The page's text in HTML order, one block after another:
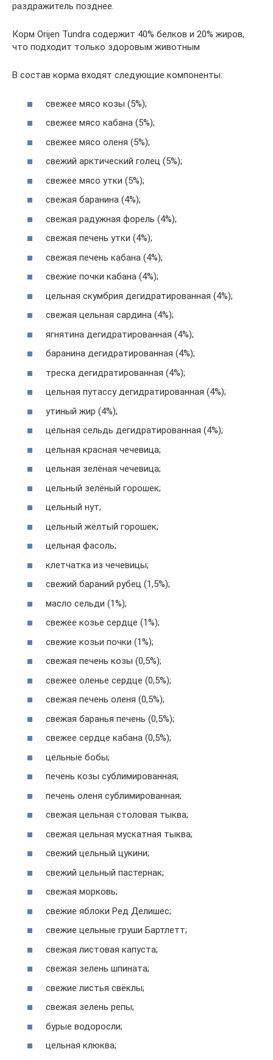
раздражитель позднее.
Корм Orijen Tundra содержит 40% белков и 20% жиров,
что подходит только здоровым животным
В состав корма входят следующие компоненты:
свежее мясо козы (5%);
свежее мясо кабана (5%);
свежее мясо оленя (5%);
свежий арктический голец (5%);
свежее мясо утки (5%);
свежая баранина (4%);
свежая радужная форель (4%);
свежая печень утки (4%);
свежая печень кабана (4%);
свежие почки кабана (4%);
цельная скумбрия дегидратированная (4%);
свежая цельная сардина (4%);
ягнятина дегидратированная (4%);
баранина дегидратированная (4%);
треска дегидратированная (4%);
цельная путассу дегидратированная (4%);
утиный жир (4%);
цельная сельдь дегидратированная (4%);
цельная красная чечевица;
цельная зелёная чечевица;
цельный зелёный горошек;
цельный нут;
цельный жёлтый горошек;
цельная фасоль;
клетчатка из чечевицы;
свежий бараний рубец (1,5%);
масло сельди (1%);
свежее козье сердце (1%);
свежие козьи почки (1%);
свежая печень козы (0,5%);
свежее оленье сердце (0,5%);
свежая печень оленя (0,5%);
свежая баранья печень (0,5%);
свежее сердце кабана (0,5%);
цельные бобы;
печень козы сублимированная;
печень оленя сублимированная;
свежая цельная столовая тыква;
свежая цельная мускатная тыква;
свежий цельный цукини;
свежий цельный пастернак;
свежая морковь;
свежие яблоки Ред Делишес;
свежие цельные груши Бартлетт;
свежая листовая капуста;
свежая зелень шпината;
свежие листья свёклы;
свежая зелень репы;
бурые водоросли;
цельная клюква;